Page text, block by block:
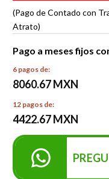
(Pago de Contado con
Atrato)
Pago a meses fijos
6 pagos de:
8060.67 MXN
12 pagos de:
4422.67 MXN